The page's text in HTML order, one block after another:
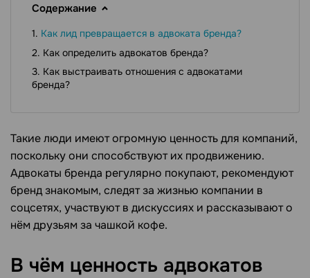
Содержание
Как лид превращается в адвоката бренда?
Как определить адвокатов бренда?
Как выстраивать отношения с адвокатами
бренда?
Такие люди имеют огромную ценность для компаний,
поскольку они способствуют их продвижению.
Адвокаты бренда регулярно покупают, рекомендуют
бренд знакомым, следят за жизнью компании в
соцсетях, участвуют в дискуссиях и рассказывают о
нём друзьям за чашкой кофе.
В чём ценность адвокатов